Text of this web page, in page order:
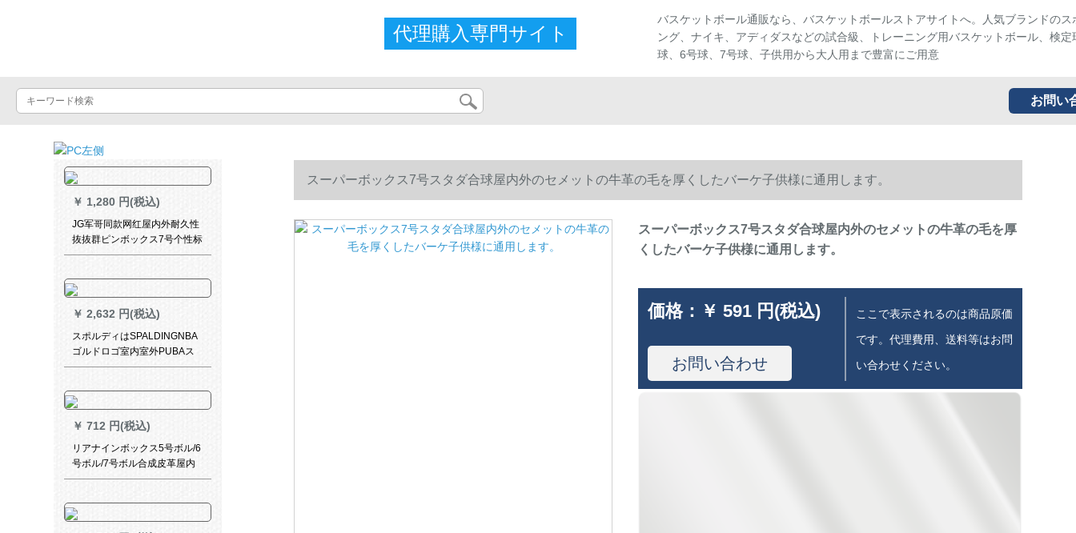
バスケットボールストア代理購入専門サイト
バスケットボール通販なら、バスケットボールストアサイトへ。人気ブランドのス
ング、ナイキ、アディダスなどの試合級、トレーニング用バスケットボール、検定
球、6号球、7号球、子供用から大人用まで豊富にご用意
お問い
￥ 1,280 円(税込)
JG军哥同款网红屋内外耐久性
抜抜群ピンボックス7号个性标
准バケレット
￥ 2,632 円(税込)
スポルディはSPALDINGNBA
ゴルドロゴ室内室外PUBAス
ポーツ耐久性抜き群7号ボル
しました。
￥ 712 円(税込)
リアナインボックス5号ボル/6
号ボル/7号ボル合成皮革屋内
外兼用大人式试合トレイン耐
044-P
スーパーボックス7号スタダ合球屋内外のセメットの牛革の毛を厚くしたバーケ子供様に通用します。
スーパーボックス7号スタダ合球屋内外のセメットの牛革の毛を厚
くしたバーケ子供様に通用します。
価格： ￥ 591 円(税込)
お問い合わせ
ここで表示されるのは商品原価
です。代理費用、送料等はお問
い合わせください。